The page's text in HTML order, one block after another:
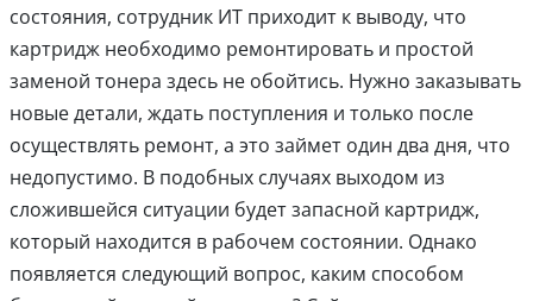
состояния, сотрудник ИТ приходит к выводу, что
картридж необходимо ремонтировать и простой
заменой тонера здесь не обойтись. Нужно заказывать
новые детали, ждать поступления и только после
осуществлять ремонт, а это займет один два дня, что
недопустимо. В подобных случаях выходом из
сложившейся ситуации будет запасной картридж,
который находится в рабочем состоянии. Однако
появляется следующий вопрос, каким способом